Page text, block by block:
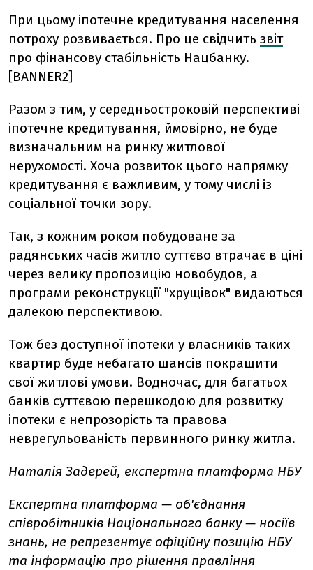
При цьому іпотечне кредитування населення
потроху розвивається. Про це свідчить звіт
про фінансову стабільність Нацбанку.
[BANNER2]
Разом з тим, у середньостроковій перспективі
іпотечне кредитування, ймовірно, не буде
визначальним на ринку житлової
нерухомості. Хоча розвиток цього напрямку
кредитування є важливим, у тому числі із
соціальної точки зору.
Так, з кожним роком побудоване за
радянських часів житло суттєво втрачає в ціні
через велику пропозицію новобудов, а
програми реконструкції "хрущівок" видаються
далекою перспективою.
Тож без доступної іпотеки у власників таких
квартир буде небагато шансів покращити
свої житлові умови. Водночас, для багатьох
банків суттєвою перешкодою для розвитку
іпотеки є непрозорість та правова
неврегульованість первинного ринку житла.
Наталія Задерей, експертна платформа НБУ
Експертна платформа — об'єднання
співробітників Національного банку — носіїв
знань, не репрезентує офіційну позицію НБУ
та інформацію про рішення правління